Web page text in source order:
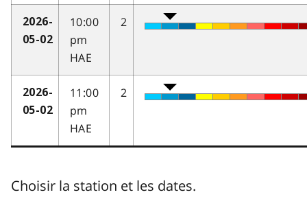
2026-
05-02
10:00
pm
HAE
2
2026-
05-02
11:00
pm
HAE
2
Choisir la station et les dates.